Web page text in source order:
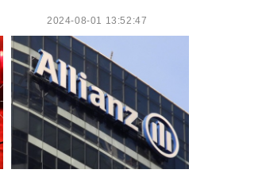
2024-08-01 13:52:47